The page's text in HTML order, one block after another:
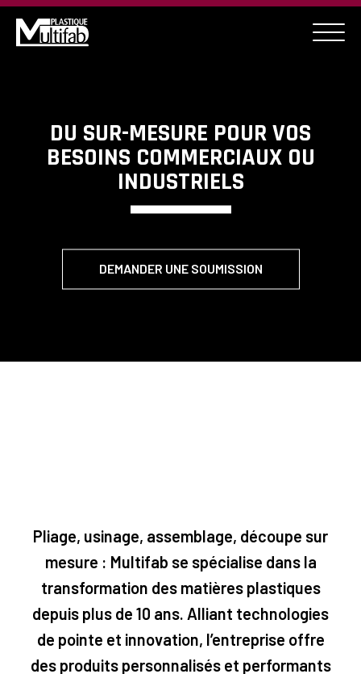
DU SUR-MESURE POUR VOS
BESOINS COMMERCIAUX OU
INDUSTRIELS
DEMANDER UNE SOUMISSION
Pliage, usinage, assemblage, découpe sur
mesure : Multifab se spécialise dans la
transformation des matières plastiques
depuis plus de 10 ans. Alliant technologies
de pointe et innovation, l’entreprise offre
des produits personnalisés et performants